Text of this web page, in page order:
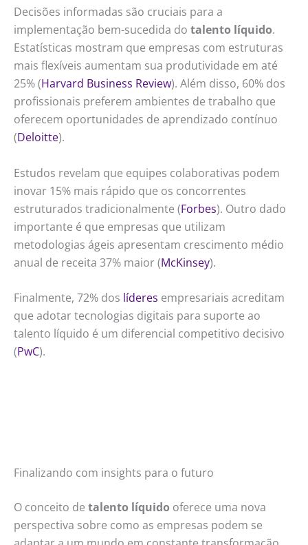
Decisões informadas são cruciais para a
implementação bem-sucedida do talento líquido.
Estatísticas mostram que empresas com estruturas
mais flexíveis aumentam sua produtividade em até
25% (Harvard Business Review). Além disso, 60% dos
profissionais preferem ambientes de trabalho que
oferecem oportunidades de aprendizado contínuo
(Deloitte).
Estudos revelam que equipes colaborativas podem
inovar 15% mais rápido que os concorrentes
estruturados tradicionalmente (Forbes). Outro dado
importante é que empresas que utilizam
metodologias ágeis apresentam crescimento médio
anual de receita 37% maior (McKinsey).
Finalmente, 72% dos líderes empresariais acreditam
que adotar tecnologias digitais para suporte ao
talento líquido é um diferencial competitivo decisivo
(PwC).
Finalizando com insights para o futuro
O conceito de talento líquido oferece uma nova
perspectiva sobre como as empresas podem se